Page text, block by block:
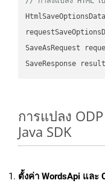
SaveAsRequest
การแปลง
Java SDK
ตั้งค่า WordsApi และ